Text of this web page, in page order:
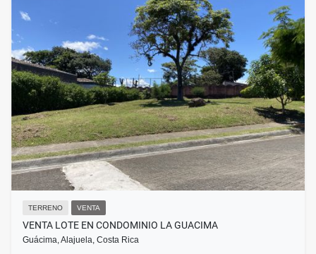
TERRENO VENTA
VENTA LOTE EN CONDOMINIO LA GUACIMA
Guácima, Alajuela, Costa Rica